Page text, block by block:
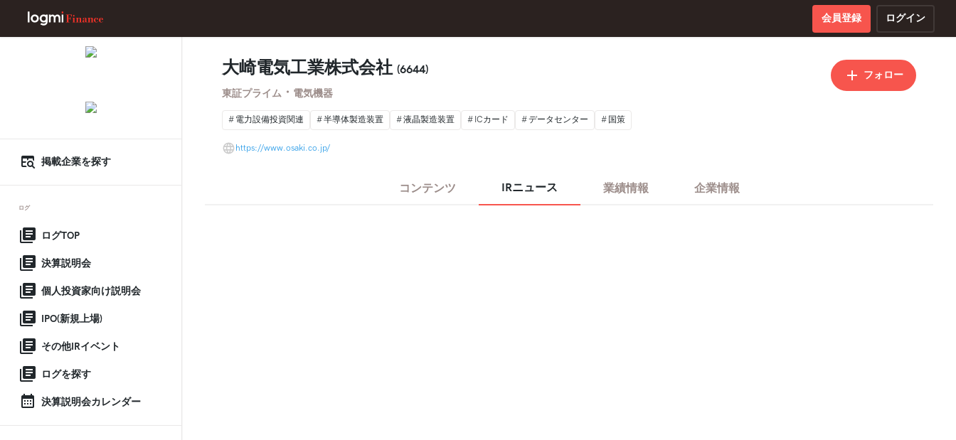
会員登録 ログイン
掲載企業を探す
ログ
ログTOP
決算説明会
個人投資家向け説明会
IPO(新規上場)
その他IRイベント
ログを探す
決算説明会カレンダー
大崎電気工業株式会社 (6644)
東証プライム ・ 電気機器
フォロー
電力設備投資関連 半導体製造装置 液晶製造装置 ICカード データセンター 国策
https://www.osaki.co.jp/
コンテンツ IRニュース 業績情報 企業情報